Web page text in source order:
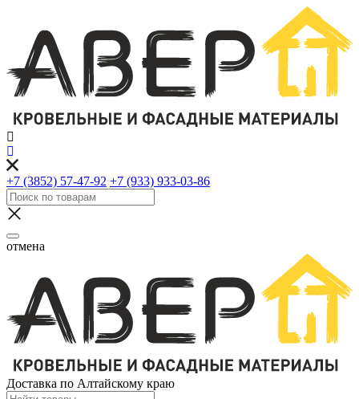
+7 (3852) 57-47-92 +7 (933) 933-03-86
отмена
Доставка по Алтайскому краю